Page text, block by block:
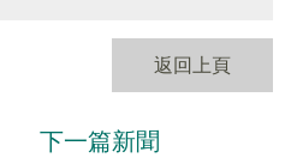
返回上頁
下一篇新聞